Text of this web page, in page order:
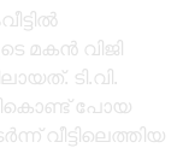
മകൻ വിജി
ടി.വി.
പോയ
വീട്ടിലെത്തിയ